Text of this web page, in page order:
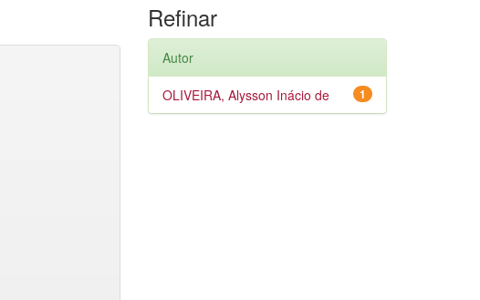
Refinar
Autor
1
OLIVEIRA, Alysson Inácio de